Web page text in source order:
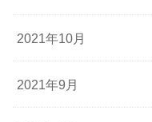
2021年10月
2021年9月